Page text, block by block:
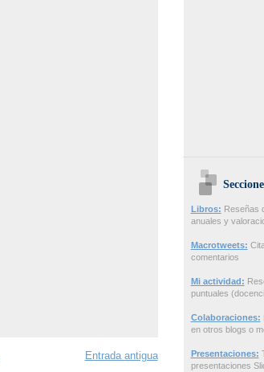
Entrada antigua
Libros: Reseñas
anuales y
Macrotweets:
comentarios
Mi actividad:
puntuales
Colaboraciones:
en otros blogs o
Presentaciones:
presentaciones